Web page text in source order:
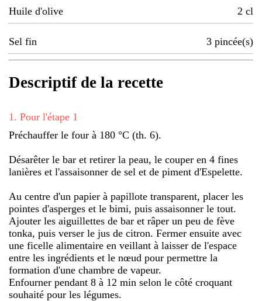
Huile d'olive 2 cl
Sel fin 3 pincée(s)
Descriptif de la recette
1 . Pour l'étape 1
Préchauffer le four à 180 °C (th. 6).
Désarêter le bar et retirer la peau, le couper en 4 fines
lanières et l'assaisonner de sel et de piment d'Espelette.
Au centre d'un papier à papillote transparent, placer les
pointes d'asperges et le bimi, puis assaisonner le tout.
Ajouter les aiguillettes de bar et râper un peu de fève
tonka, puis verser le jus de citron. Fermer ensuite avec
une ficelle alimentaire en veillant à laisser de l'espace
entre les ingrédients et le nœud pour permettre la
formation d'une chambre de vapeur.
Enfourner pendant 8 à 12 min selon le côté croquant
souhaité pour les légumes.